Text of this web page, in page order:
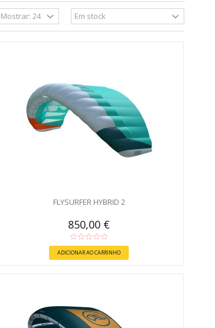
FLYSURFER HYBRID 2
850,00 €
ADICIONAR AO CARRINHO